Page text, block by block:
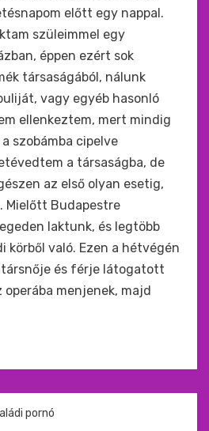
előtt egy nappal.
szüleimmel egy
éppen ezért sok
társaságából, nálunk
vagy egyéb hasonló
ellenkeztem, mert mindig
szobámba cipelve
a társaságba, de
az első olyan esetig,
Mielőtt Budapestre
laktunk, és legtöbb
körből való. Ezen a hétvégén
és férje látogatott
menjenek, majd
pornó